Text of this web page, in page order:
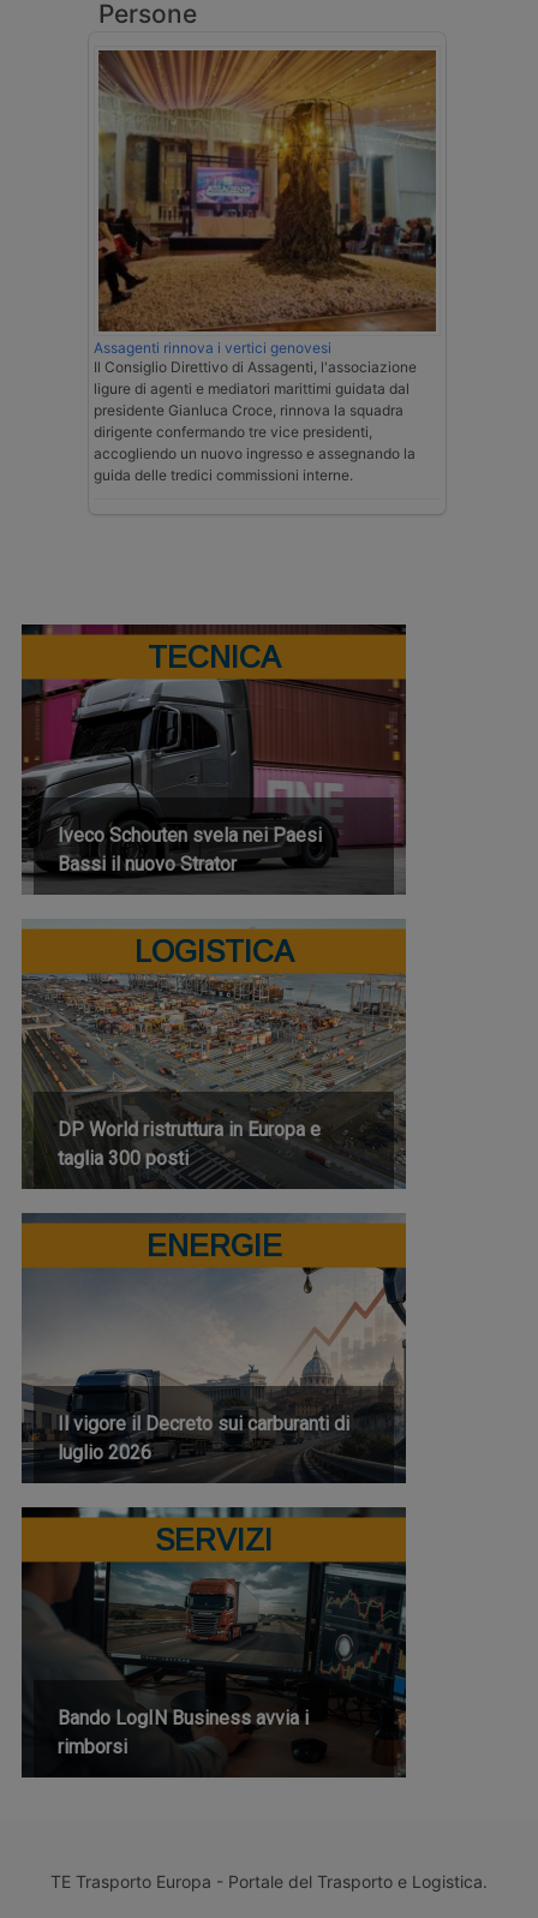
Persone
Assagenti rinnova i vertici genovesi
Il Consiglio Direttivo di Assagenti, l'associazione
ligure di agenti e mediatori marittimi guidata dal
presidente Gianluca Croce, rinnova la squadra
dirigente confermando tre vice presidenti,
accogliendo un nuovo ingresso e assegnando la
guida delle tredici commissioni interne.
TECNICA
Iveco Schouten svela nei Paesi
Bassi il nuovo Strator
LOGISTICA
DP World ristruttura in Europa e
taglia 300 posti
ENERGIE
Il vigore il Decreto sui carburanti di
luglio 2026
SERVIZI
Bando LogIN Business avvia i
rimborsi
TE Trasporto Europa - Portale del Trasporto e Logistica.